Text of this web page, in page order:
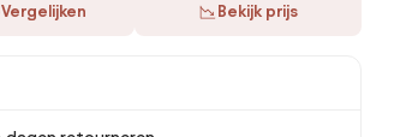
Vergelijken Bekijk prijs